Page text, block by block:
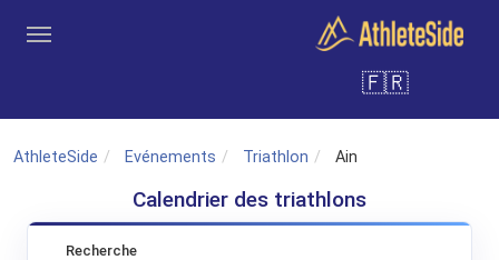
Inscription
🇫🇷
AthleteSide Evénements Triathlon Ain
Calendrier des triathlons
Recherche